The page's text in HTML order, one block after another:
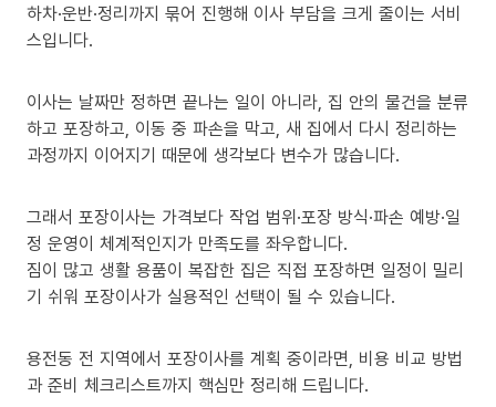
하차·운반·정리까지 묶어 진행해 이사 부담을 크게 줄이는 서비
스입니다.
이사는 날짜만 정하면 끝나는 일이 아니라, 집 안의 물건을 분류
하고 포장하고, 이동 중 파손을 막고, 새 집에서 다시 정리하는
과정까지 이어지기 때문에 생각보다 변수가 많습니다.
그래서 포장이사는 가격보다 작업 범위·포장 방식·파손 예방·일
정 운영이 체계적인지가 만족도를 좌우합니다.
짐이 많고 생활 용품이 복잡한 집은 직접 포장하면 일정이 밀리
기 쉬워 포장이사가 실용적인 선택이 될 수 있습니다.
용전동 전 지역에서 포장이사를 계획 중이라면, 비용 비교 방법
과 준비 체크리스트까지 핵심만 정리해 드립니다.